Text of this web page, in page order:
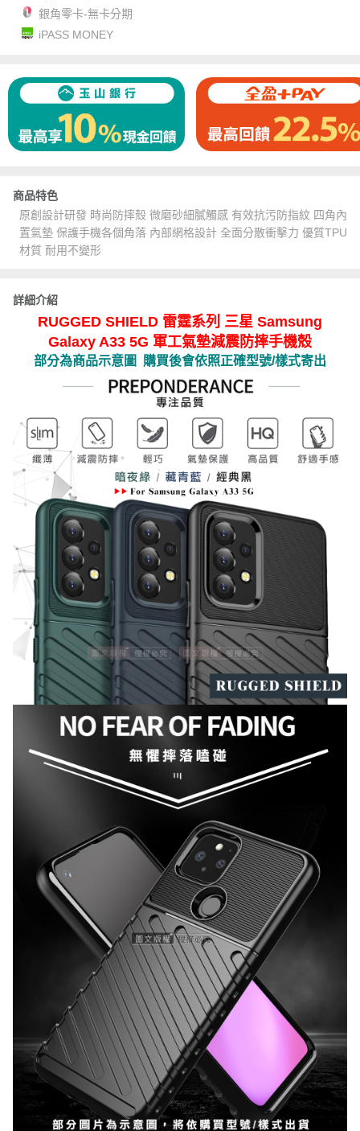
銀角零卡-無卡分期
iPASS MONEY
商品特色
原創設計研發 時尚防摔殼 微磨砂細膩觸感 有效抗污防指紋 四角內
置氣墊 保護手機各個角落 內部網格設計 全面分散衝擊力 優質TPU
材質 耐用不變形
詳細介紹
RUGGED SHIELD 雷霆系列 三星 Samsung
Galaxy A33 5G 軍工氣墊減震防摔手機殼
部分為商品示意圖 購買後會依照正確型號/樣式寄出